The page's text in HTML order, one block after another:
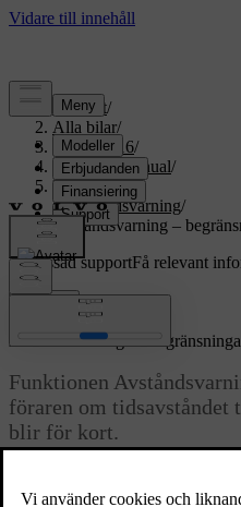
Support/
Alla bilar/
XC70 2016/
Användarmanual/
Förarstöd/
Avståndsvarning/
Avståndsvarning –
Anpassad supportFå relevant
Avståndsvarning –
Funktionen
föraren om
blir för kort.
Denna funktion, vilken använder